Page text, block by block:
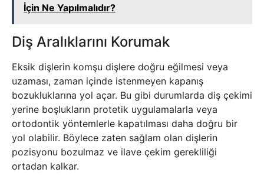
İçin Ne Yapılmalıdır?
Diş Aralıklarını Korumak
Eksik dişlerin komşu dişlere doğru eğilmesi veya
uzaması, zaman içinde istenmeyen kapanış
bozukluklarına yol açar. Bu gibi durumlarda diş çekimi
yerine boşlukların protetik uygulamalarla veya
ortodontik yöntemlerle kapatılması daha doğru bir
yol olabilir. Böylece zaten sağlam olan dişlerin
pozisyonu bozulmaz ve ilave çekim gerekliliği
ortadan kalkar.